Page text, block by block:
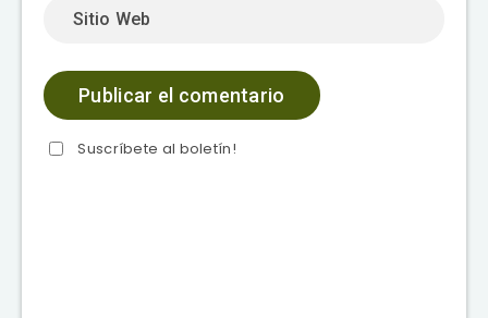
Suscríbete al boletín!